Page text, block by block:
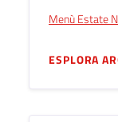
Menù Estate
ESPLORA